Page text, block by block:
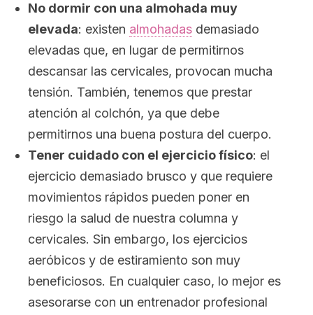
No dormir con una almohada muy
elevada: existen almohadas demasiado
elevadas que, en lugar de permitirnos
descansar las cervicales, provocan mucha
tensión. También, tenemos que prestar
atención al colchón, ya que debe
permitirnos una buena postura del cuerpo.
Tener cuidado con el ejercicio físico: el
ejercicio demasiado brusco y que requiere
movimientos rápidos pueden poner en
riesgo la salud de nuestra columna y
cervicales. Sin embargo, los ejercicios
aeróbicos y de estiramiento son muy
beneficiosos. En cualquier caso, lo mejor es
asesorarse con un entrenador profesional